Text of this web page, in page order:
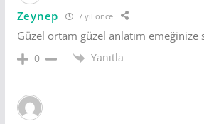
Zeynep 7 yıl önce
Güzel ortam güzel anlatım emeğinize
0 Yanıtla